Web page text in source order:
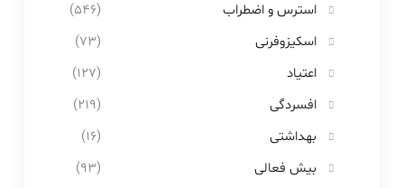
استرس و اضطراب
(546)
اسکیزوفرنی
(73)
اعتیاد
(127)
افسردگی
(219)
بهداشتی
(16)
بیش فعالی
(93)